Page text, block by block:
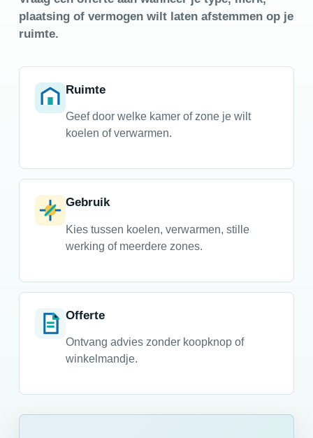
plaatsing of vermogen wilt laten afstemmen op je
ruimte.
Ruimte
Geef door welke kamer of zone je wilt
koelen of verwarmen.
Gebruik
Kies tussen koelen, verwarmen, stille
werking of meerdere zones.
Offerte
Ontvang advies zonder koopknop of
winkelmandje.